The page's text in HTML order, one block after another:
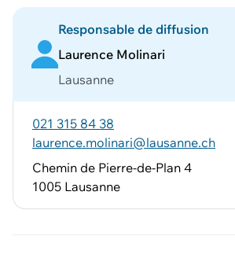
Responsable de diffusion
Laurence Molinari
Lausanne
021 315 84 38
laurence.molinari@lausanne.ch
Chemin de Pierre-de-Plan 4
1005 Lausanne